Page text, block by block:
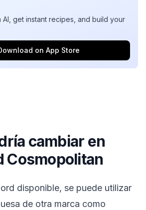
AI, get instant recipes, and build your
on App Store
cambiar en
Cosmopolitan
disponible, se puede utilizar
de otra marca como